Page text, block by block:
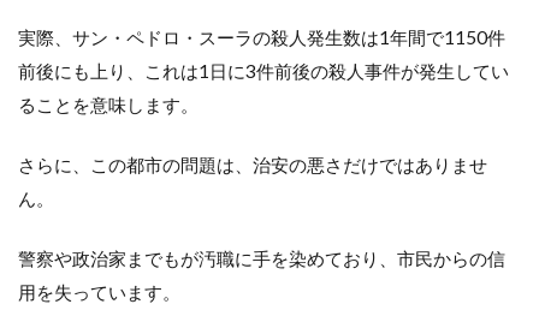
実際、サン・ペドロ・スーラの殺人発生数は1年間で1150件
前後にも上り、これは1日に3件前後の殺人事件が発生してい
ることを意味します。
さらに、この都市の問題は、治安の悪さだけではありませ
ん。
警察や政治家までもが汚職に手を染めており、市民からの信
用を失っています。